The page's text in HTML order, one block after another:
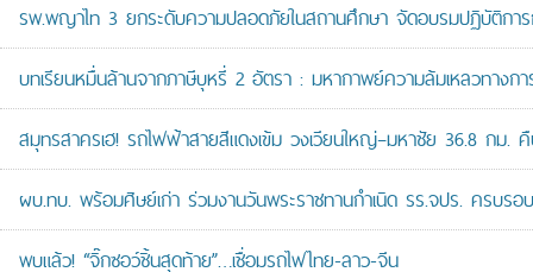
รพ.พญาไท 3 ยกระดับความปลอดภัยในสถานศึกษา จัดอบรมปฏิบัติกา
บทเรียนหมื่นล้านจากภาษีบุหรี่ 2 อัตรา : มหากาพย์ความล้มเหลวทางก
สมุทรสาครเฮ! รถไฟฟ้าสายสีแดงเข้ม วงเวียนใหญ่–มหาชัย 36.8 ก
ผบ.ทบ. พร้อมศิษย์เก่า ร่วมงานวันพระราชทานกำเนิด รร.จปร. ครบ
พบแล้ว! “จิ๊กซอว์ชิ้นสุดท้าย”…เชื่อมรถไฟไทย-ลาว-จีน